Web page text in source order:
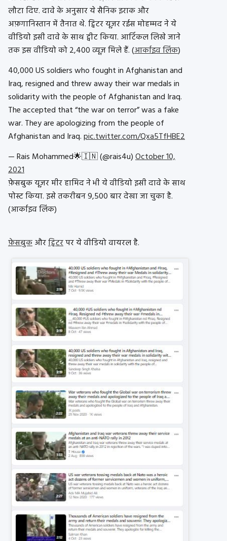
लौटा दिए. दावे के अनुसार ये सैनिक इराक और
अफ़गानिस्तान में तैनात थे. ट्विटर यूज़र रईस मोहम्मद ने ये
वीडियो इसी दावे के साथ ट्वीट किया. आर्टिकल लिखे जाने
तक इस वीडियो को 2,400 व्यूज़ मिले हैं. (आर्काइव लिंक)
40,000 US soldiers who fought in Afghanistan and
Iraq, resigned and threw away their war medals in
solidarity with the people of Afghanistan and Iraq.
The accepted that “the war on terror” was a fake
war. They are apologizing from the people of
Afghanistan and Iraq.pic.twitter.com/Qxa5TfHBE2
— Rais Mohammed🌟🇮🇳 (@rais4u)October 10,
2021
फ़ेसबुक यूज़र मीर हामिद ने भी ये वीडियो इसी दावे के साथ
पोस्ट किया. इसे तकरीबन 9,500 बार देखा जा चुका है.
(आर्काइव लिंक)
फ़ेसबुकऔरट्विटरपर ये वीडियो वायरल है.